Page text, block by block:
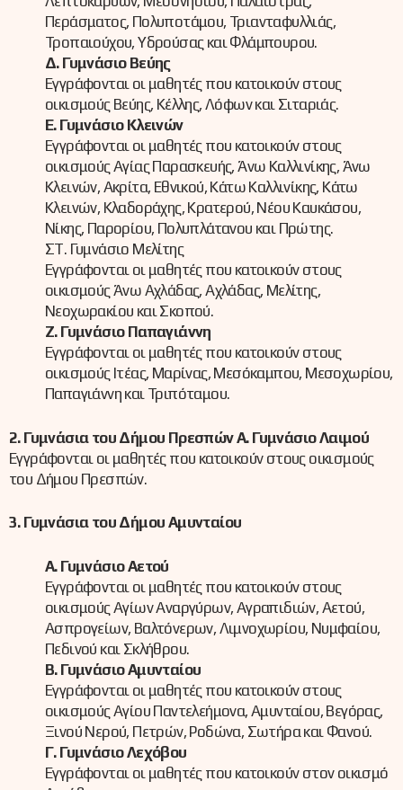
Περάσματος, Πολυποτάμου, Τριανταφυλλιάς,
Τροπαιούχου, Υδρούσας και Φλάμπουρου.
Δ. Γυμνάσιο Βεύης
Εγγράφονται οι μαθητές που κατοικούν στους
οικισμούς Βεύης, Κέλλης, Λόφων και Σιταριάς.
Ε. Γυμνάσιο Κλεινών
Εγγράφονται οι μαθητές που κατοικούν στους
οικισμούς Αγίας Παρασκευής, Άνω Καλλινίκης, Άνω
Κλεινών, Ακρίτα, Εθνικού, Κάτω Καλλινίκης, Κάτω
Κλεινών, Κλαδοράχης, Κρατερού, Νέου Καυκάσου,
Νίκης, Παρορίου, Πολυπλάτανου και Πρώτης.
ΣΤ. Γυμνάσιο Μελίτης
Εγγράφονται οι μαθητές που κατοικούν στους
οικισμούς Άνω Αχλάδας, Αχλάδας, Μελίτης,
Νεοχωρακίου και Σκοπού.
Ζ. Γυμνάσιο Παπαγιάννη
Εγγράφονται οι μαθητές που κατοικούν στους
οικισμούς Ιτέας, Μαρίνας, Μεσόκαμπου, Μεσοχωρίου,
Παπαγιάννη και Τριπόταμου.
2. Γυμνάσια του Δήμου Πρεσπών Α. Γυμνάσιο Λαιμού
Εγγράφονται οι μαθητές που κατοικούν στους οικισμούς
του Δήμου Πρεσπών.
3. Γυμνάσια του Δήμου Αμυνταίου
Α. Γυμνάσιο Αετού
Εγγράφονται οι μαθητές που κατοικούν στους
οικισμούς Αγίων Αναργύρων, Αγραπιδιών, Αετού,
Ασπρογείων, Βαλτόνερων, Λιμνοχωρίου, Νυμφαίου,
Πεδινού και Σκλήθρου.
Β. Γυμνάσιο Αμυνταίου
Εγγράφονται οι μαθητές που κατοικούν στους
οικισμούς Αγίου Παντελεήμονα, Αμυνταίου, Βεγόρας,
Ξινού Νερού, Πετρών, Ροδώνα, Σωτήρα και Φανού.
Γ. Γυμνάσιο Λεχόβου
Εγγράφονται οι μαθητές που κατοικούν στον οικισμό